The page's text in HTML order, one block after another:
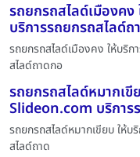
รถยกรถสไลด์เมืองค
บริการรถยกรถสไลด์ถ
รถยกรถสไลด์เมืองคง ให้บริ
สไลด์ถาดกอ
รถยกรถสไลด์หมากเขี
Slideon.com บริการ
รถยกรถสไลด์หมากเขียบ ให้
สไลด์ถาด